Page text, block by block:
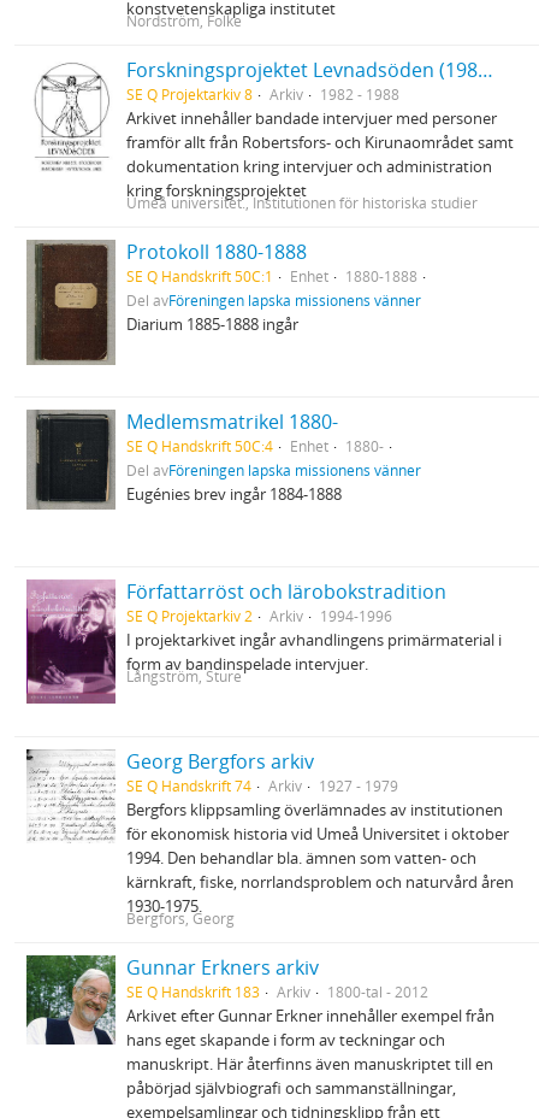
konstvetenskapliga institutet
Nordström, Folke
Forskningsprojektet Levnadsöden (1983-1988)
SE Q Projektarkiv 8 Arkiv 1982 - 1988
Arkivet innehåller bandade intervjuer med personer
framför allt från Robertsfors- och Kirunaområdet samt
dokumentation kring intervjuer och administration
kring forskningsprojektet
Umeå universitet., Institutionen för historiska studier
Protokoll 1880-1888
SE Q Handskrift 50C:1 Enhet
1880-1888
Del avFöreningen lapska missionens vänner
Diarium 1885-1888 ingår
Medlemsmatrikel 1880-
SE Q Handskrift 50C:4 Enhet
1880-
Del avFöreningen lapska missionens vänner
Eugénies brev ingår 1884-1888
Författarröst och lärobokstradition
SE Q Projektarkiv 2 Arkiv 1994-1996
I projektarkivet ingår avhandlingens primärmaterial i
form av bandinspelade intervjuer.
Långström, Sture
Georg Bergfors arkiv
SE Q Handskrift 74 Arkiv 1927 - 1979
Bergfors klippsamling överlämnades av institutionen
för ekonomisk historia vid Umeå Universitet i oktober
1994. Den behandlar bla. ämnen som vatten- och
kärnkraft, fiske, norrlandsproblem och naturvård åren
1930-1975.
Bergfors, Georg
Gunnar Erkners arkiv
SE Q Handskrift 183 Arkiv 1800-tal - 2012
Arkivet efter Gunnar Erkner innehåller exempel från
hans eget skapande i form av teckningar och
manuskript. Här återfinns även manuskriptet till en
påbörjad självbiografi och sammanställningar,
exempelsamlingar och tidningsklipp från ett